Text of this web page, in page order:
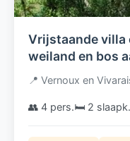
Vrijstaande villa
weiland en bos
📍 Vernoux en
👥 4 pers.🛏️ 2 slaapk.